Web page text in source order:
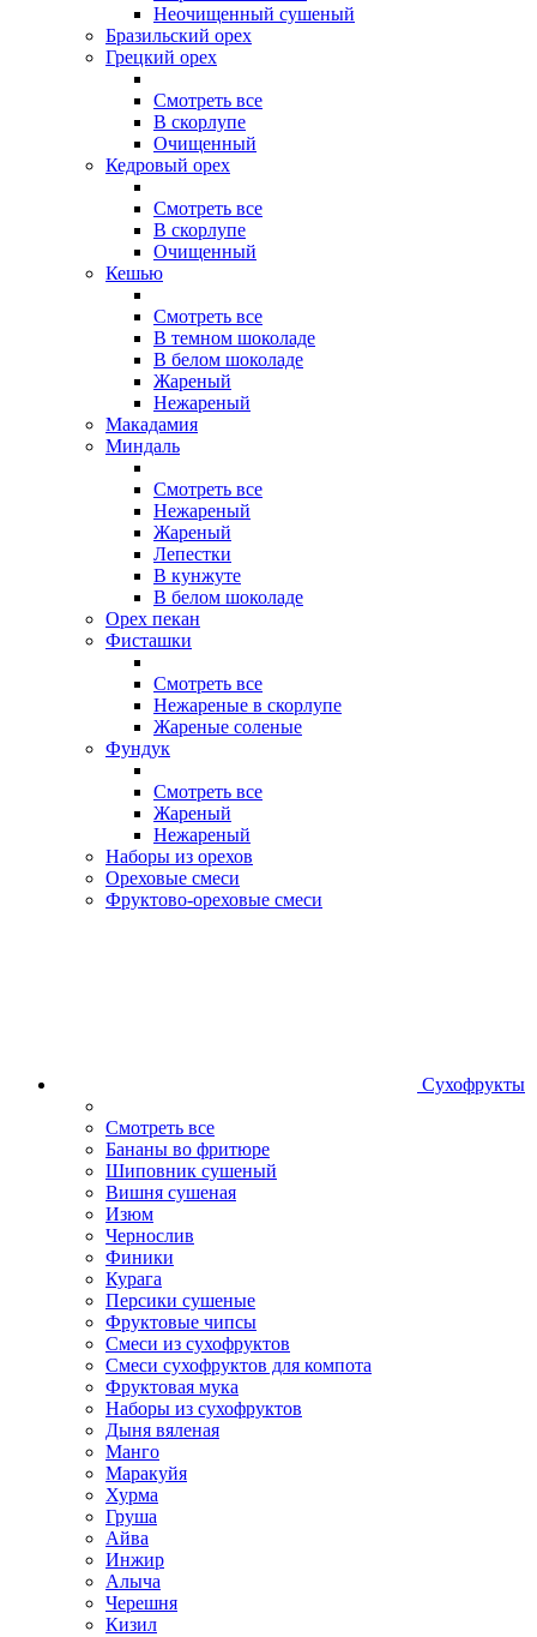
Неочищенный сушеный
Бразильский орех
Грецкий орех
Смотреть все
В скорлупе
Очищенный
Кедровый орех
Смотреть все
В скорлупе
Очищенный
Кешью
Смотреть все
В темном шоколаде
В белом шоколаде
Жареный
Нежареный
Макадамия
Миндаль
Смотреть все
Нежареный
Жареный
Лепестки
В кунжуте
В белом шоколаде
Орех пекан
Фисташки
Смотреть все
Нежареные в скорлупе
Жареные соленые
Фундук
Смотреть все
Жареный
Нежареный
Наборы из орехов
Ореховые смеси
Фруктово-ореховые смеси
Сухофрукты
Смотреть все
Бананы во фритюре
Шиповник сушеный
Вишня сушеная
Изюм
Чернослив
Финики
Курага
Персики сушеные
Фруктовые чипсы
Смеси из сухофруктов
Смеси сухофруктов для компота
Фруктовая мука
Наборы из сухофруктов
Дыня вяленая
Манго
Маракуйя
Хурма
Груша
Айва
Инжир
Алыча
Черешня
Кизил